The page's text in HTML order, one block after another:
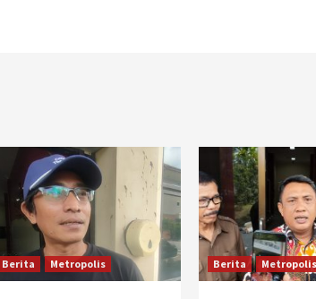
Berita Metropolis Berita Metropolis